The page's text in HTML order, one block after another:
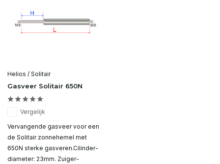
Helios / Solitair
Gasveer Solitair 650N
Vergelijk
Vervangende gasveer voor een
de Solitair zonnehemel met
650N sterke gasveren.Cilinder-
diameter: 23mm. Zuiger-